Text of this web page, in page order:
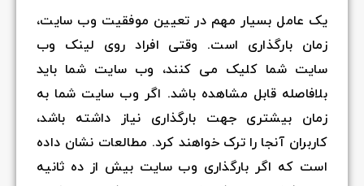
یک عامل بسیار مهم در تعیین موفقیت وب سایت،
زمان بارگذاری است. وقتی افراد روی لینک وب
سایت شما کلیک می کنند، وب سایت شما باید
بلافاصله قابل مشاهده باشد. اگر وب سایت شما به
زمان بیشتری جهت بارگذاری نیاز داشته باشد،
کاربران آنجا را ترک خواهند کرد. مطالعات نشان داده
است که اگر بارگذاری وب سایت بیش از ده ثانیه